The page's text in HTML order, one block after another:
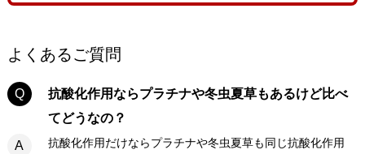
よくあるご質問
Q
抗酸化作用ならプラチナや冬虫夏草もあるけど比べ
てどうなの？
A
抗酸化作用だけならプラチナや冬虫夏草も同じ抗酸化作用